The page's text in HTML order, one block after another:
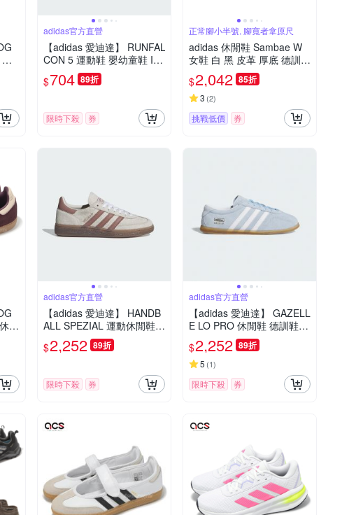
adidas官方直營
【adidas 愛迪達】 RUNFAL
CON 5 運動鞋 嬰幼童鞋 IE8
595
$704 89折
限時下殺 券
正常腳小半號, 腳寬者拿原尺
adidas 休閒鞋 Sambae W
女鞋 白 黑 皮革 厚底 德訓鞋
愛迪達 JI1349
$2,042 85折
3 (2)
挑戰低價 券
閒
adidas官方直營
【adidas 愛迪達】 HANDB
ALL SPEZIAL 運動休閒鞋
德訓鞋 滑板 女鞋 - Original
s IH1510
$2,252 89折
限時下殺 券
adidas官方直營
【adidas 愛迪達】 GAZELL
E LO PRO 休閒鞋 德訓鞋
滑板 復古 薄底鞋 女鞋 - Ori
ginals JR8893
$2,252 89折
5 (1)
限時下殺 券